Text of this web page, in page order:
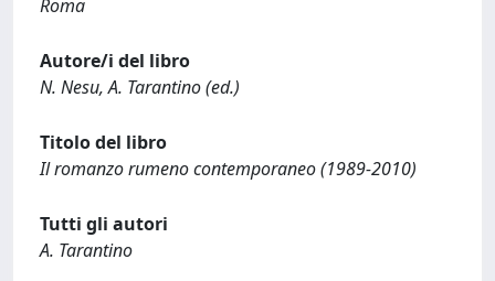
Roma
Autore/i del libro
N. Nesu, A. Tarantino (ed.)
Titolo del libro
Il romanzo rumeno contemporaneo (1989-2010)
Tutti gli autori
A. Tarantino